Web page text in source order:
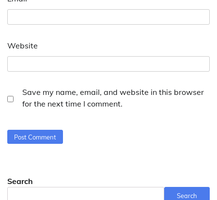
Website
Save my name, email, and website in this browser
for the next time I comment.
Search
Search